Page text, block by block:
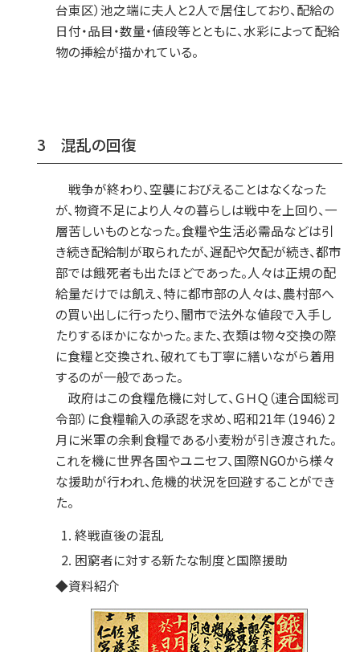
台東区）池之端に夫人と2人で居住しており、配給の
日付・品目・数量・値段等とともに、水彩によって配給
物の挿絵が描かれている。
3 混乱の回復
戦争が終わり、空襲におびえることはなくなった
が、物資不足により人々の暮らしは戦中を上回り、一
層苦しいものとなった。食糧や生活必需品などは引
き続き配給制が取られたが、遅配や欠配が続き、都市
部では餓死者も出たほどであった。人々は正規の配
給量だけでは飢え、特に都市部の人々は、農村部へ
の買い出しに行ったり、闇市で法外な値段で入手し
たりするほかになかった。また、衣類は物々交換の際
に食糧と交換され、破れても丁寧に繕いながら着用
するのが一般であった。
政府はこの食糧危機に対して、ＧＨＱ（連合国総司
令部）に食糧輸入の承認を求め、昭和21年（1946）2
月に米軍の余剰食糧である小麦粉が引き渡された。
これを機に世界各国やユニセフ、国際NGOから様々
な援助が行われ、危機的状況を回避することができ
た。
終戦直後の混乱
困窮者に対する新たな制度と国際援助
◆資料紹介